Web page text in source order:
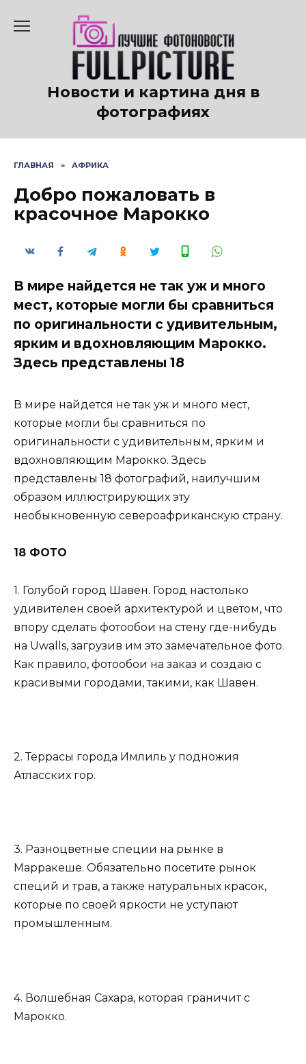
содержанию
Новости и картина дня в
фотографиях
ГЛАВНАЯ » АФРИКА
Добро пожаловать в
красочное Марокко
В мире найдется не так уж и много
мест, которые могли бы сравниться
по оригинальности с удивительным,
ярким и вдохновляющим Марокко.
Здесь представлены 18
В мире найдется не так уж и много мест,
которые могли бы сравниться по
оригинальности с удивительным, ярким и
вдохновляющим Марокко. Здесь
представлены 18 фотографий, наилучшим
образом иллюстрирующих эту
необыкновенную североафриканскую страну.
18 ФОТО
1. Голубой город Шавен. Город настолько
удивителен своей архитектурой и цветом, что
впору сделать фотообои на стену где-нибудь
на Uwalls, загрузив им это замечательное фото.
Как правило, фотообои на заказ и создаю с
красивыми городами, такими, как Шавен.
2. Террасы города Имлиль у подножия
Атласских гор.
3. Разноцветные специи на рынке в
Марракеше. Обязательно посетите рынок
специй и трав, а также натуральных красок,
которые по своей яркости не уступают
промышленным.
4. Волшебная Сахара, которая граничит с
Марокко.